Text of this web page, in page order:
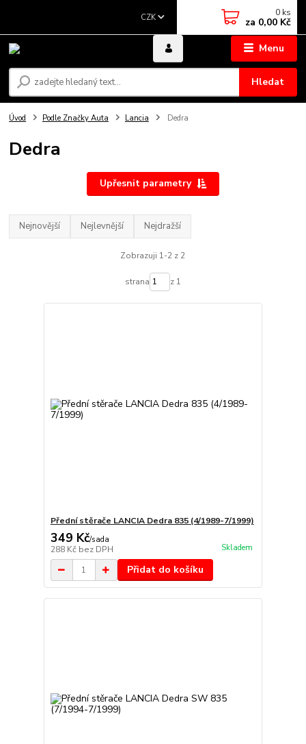
Menu
CZK
Hledat
0 ks
za 0,00 Kč
Úvod Podle Značky Auta Lancia Dedra
Dedra
Upřesnit parametry
Nejnovější Nejlevnější Nejdražší
Zobrazuji 1-2 z 2
strana z 1
Přední stěrače LANCIA Dedra 835 (4/1989-7/1999)
349 Kč/sada
288 Kč bez DPH Skladem
Přidat do košíku